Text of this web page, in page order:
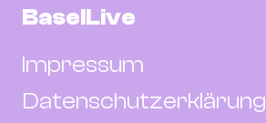
BaselLive
Impressum
Datenschutzerklärung